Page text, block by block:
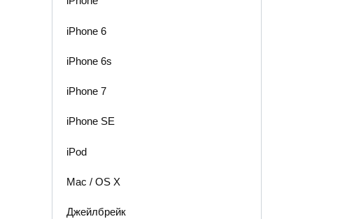
iPhone 6
iPhone 6s
iPhone 7
iPhone SE
iPod
Mac / OS X
Джейлбрейк